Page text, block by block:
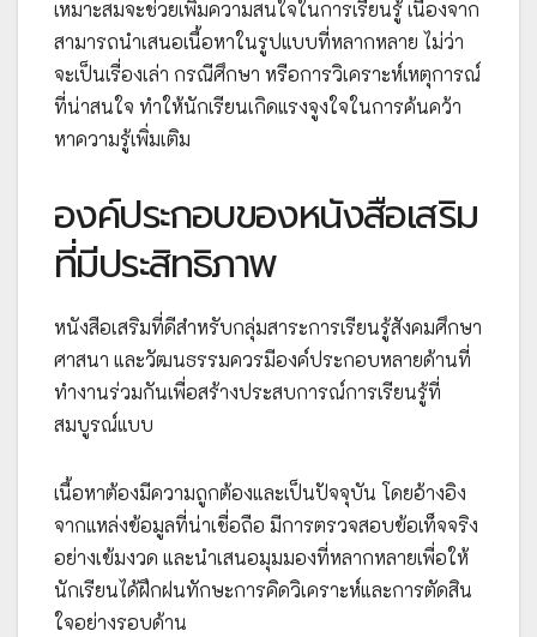
เหมาะสมจะช่วยเพิ่มความสนใจในการเรียนรู้ เนื่องจาก
สามารถนำเสนอเนื้อหาในรูปแบบที่หลากหลาย ไม่ว่า
จะเป็นเรื่องเล่า กรณีศึกษา หรือการวิเคราะห์เหตุการณ์
ที่น่าสนใจ ทำให้นักเรียนเกิดแรงจูงใจในการค้นคว้า
หาความรู้เพิ่มเติม
องค์ประกอบของหนังสือเสริม
ที่มีประสิทธิภาพ
หนังสือเสริมที่ดีสำหรับกลุ่มสาระการเรียนรู้สังคมศึกษา
ศาสนา และวัฒนธรรมควรมีองค์ประกอบหลายด้านที่
ทำงานร่วมกันเพื่อสร้างประสบการณ์การเรียนรู้ที่
สมบูรณ์แบบ
เนื้อหาต้องมีความถูกต้องและเป็นปัจจุบัน โดยอ้างอิง
จากแหล่งข้อมูลที่น่าเชื่อถือ มีการตรวจสอบข้อเท็จจริง
อย่างเข้มงวด และนำเสนอมุมมองที่หลากหลายเพื่อให้
นักเรียนได้ฝึกฝนทักษะการคิดวิเคราะห์และการตัดสิน
ใจอย่างรอบด้าน